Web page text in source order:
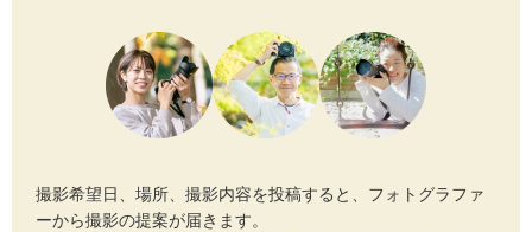
撮影希望日、場所、撮影内容を投稿すると、フォトグラファ
ーから撮影の提案が届きます。